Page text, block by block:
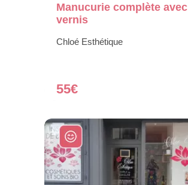
Manucurie complète avec
vernis
Chloé Esthétique
55€